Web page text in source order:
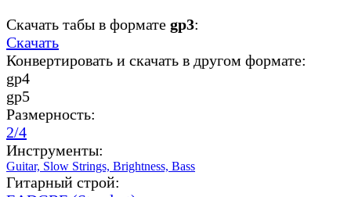
Скачать табы в формате gp3:
Скачать
Конвертировать и скачать в другом формате:
gp4
gp5
Размерность:
2/4
Инструменты:
Guitar, Slow Strings, Brightness, Bass
Гитарный строй: